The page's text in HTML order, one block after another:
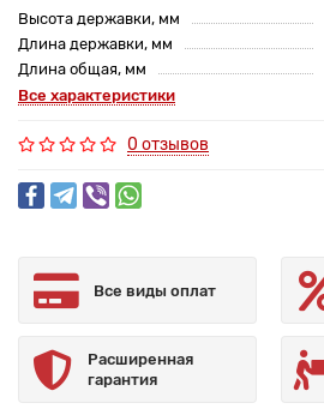
Высота державки, мм
Длина державки, мм
Длина общая, мм
Все характеристики
0 отзывов
Все виды оплат
Расширенная
гарантия